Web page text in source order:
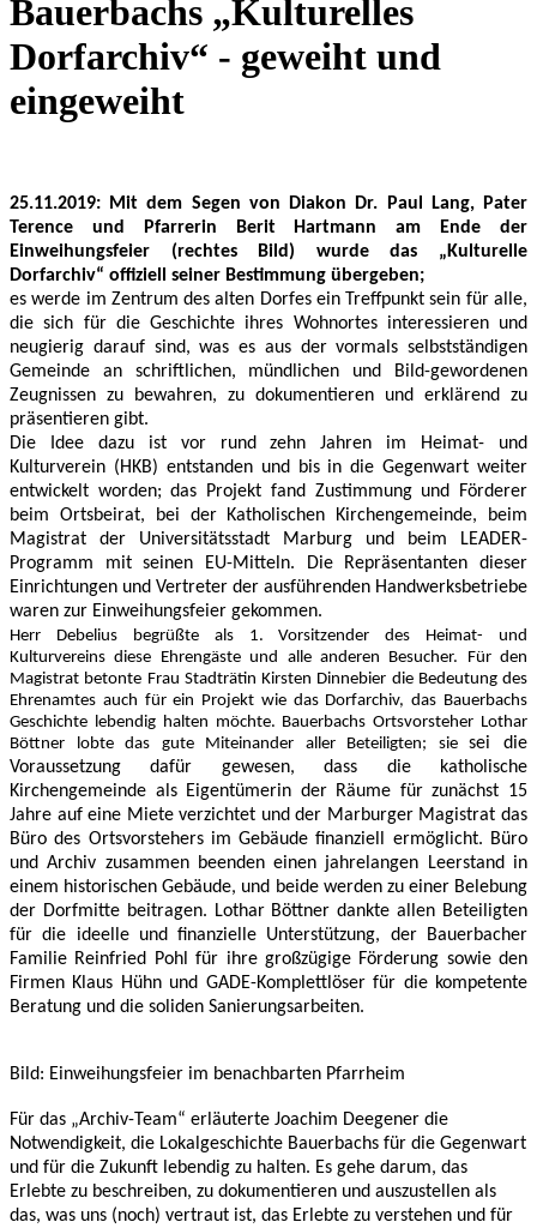
Bauerbachs „Kulturelles
Dorfarchiv“ - geweiht und
eingeweiht
25.11.2019: Mit dem Segen von Diakon Dr. Paul Lang, Pater
Terence und Pfarrerin Berit Hartmann am Ende der
Einweihungsfeier (rechtes Bild) wurde das „Kulturelle
Dorfarchiv“ offiziell seiner Bestimmung übergeben;
es werde im Zentrum des alten Dorfes ein Treffpunkt sein für alle,
die sich für die Geschichte ihres Wohnortes interessieren und
neugierig darauf sind, was es aus der vormals selbstständigen
Gemeinde an schriftlichen, mündlichen und Bild-gewordenen
Zeugnissen zu bewahren, zu dokumentieren und erklärend zu
präsentieren gibt.
Die Idee dazu ist vor rund zehn Jahren im Heimat- und
Kulturverein (HKB) entstanden und bis in die Gegenwart weiter
entwickelt worden; das Projekt fand Zustimmung und Förderer
beim Ortsbeirat, bei der Katholischen Kirchengemeinde, beim
Magistrat der Universitätsstadt Marburg und beim LEADER-
Programm mit seinen EU-Mitteln. Die Repräsentanten dieser
Einrichtungen und Vertreter der ausführenden Handwerksbetriebe
waren zur Einweihungsfeier gekommen.
Herr Debelius begrüßte als 1. Vorsitzender des Heimat- und
Kulturvereins diese Ehrengäste und alle anderen Besucher. Für den
Magistrat betonte Frau Stadträtin Kirsten Dinnebier die Bedeutung des
Ehrenamtes auch für ein Projekt wie das Dorfarchiv, das Bauerbachs
Geschichte lebendig halten möchte. Bauerbachs Ortsvorsteher Lothar
Böttner lobte das gute Miteinander aller Beteiligten; siesei die
Voraussetzung dafür gewesen, dass die katholische
Kirchengemeinde als Eigentümerin der Räume für zunächst 15
Jahre auf eine Miete verzichtet und der Marburger Magistrat das
Büro des Ortsvorstehers im Gebäude finanziell ermöglicht. Büro
und Archiv zusammen beenden einen jahrelangen Leerstand in
einem historischen Gebäude, und beide werden zu einer Belebung
der Dorfmitte beitragen. Lothar Böttner dankte allen Beteiligten
für die ideelle und finanzielle Unterstützung, der Bauerbacher
Familie Reinfried Pohl für ihre großzügige Förderung sowie den
Firmen Klaus Hühn und GADE-Komplettlöser für die kompetente
Beratung und die soliden Sanierungsarbeiten.
Bild: Einweihungsfeier im benachbarten Pfarrheim
Für das „Archiv-Team“ erläuterte Joachim Deegener die
Notwendigkeit, die Lokalgeschichte Bauerbachs für die Gegenwart
und für die Zukunft lebendig zu halten. Es gehe darum, das
Erlebte zu beschreiben, zu dokumentieren und auszustellen als
das, was uns (noch) vertraut ist, das Erlebte zu verstehen und für